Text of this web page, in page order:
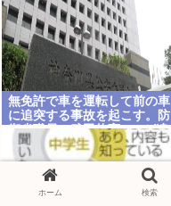
無免許で車を運転して前の車
に追突する事故を起こす。防
衛省職員の武田悠亮(38)が逮
捕される
ホーム 検索